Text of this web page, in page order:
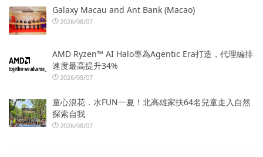
Galaxy Macau and Ant Bank (Macao)
2026/08/07
AMD Ryzen™ AI Halo專為Agentic Era打造，代理編排
速度最高提升34%
2026/08/07
童心浪花．水FUN一夏！北高雄家扶64名兒童走入自然
探索自我
2026/08/07